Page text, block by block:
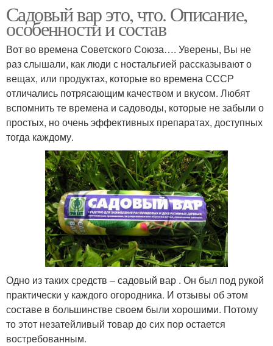
Садовый вар это, что. Описание,
особенности и состав
Вот во времена Советского Союза…. Уверены, Вы не
раз слышали, как люди с ностальгией рассказывают о
вещах, или продуктах, которые во времена СССР
отличались потрясающим качеством и вкусом. Любят
вспомнить те времена и садоводы, которые не забыли о
простых, но очень эффективных препаратах, доступных
тогда каждому.
Одно из таких средств – садовый вар . Он был под рукой
практически у каждого огородника. И отзывы об этом
составе в большинстве своем были хорошими. Потому
то этот незатейливый товар до сих пор остается
востребованным.